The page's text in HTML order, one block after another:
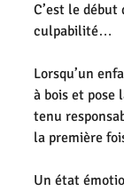
C’est le début
culpabilité…
Lorsqu’un
à bois et pose
tenu
la première
Un état